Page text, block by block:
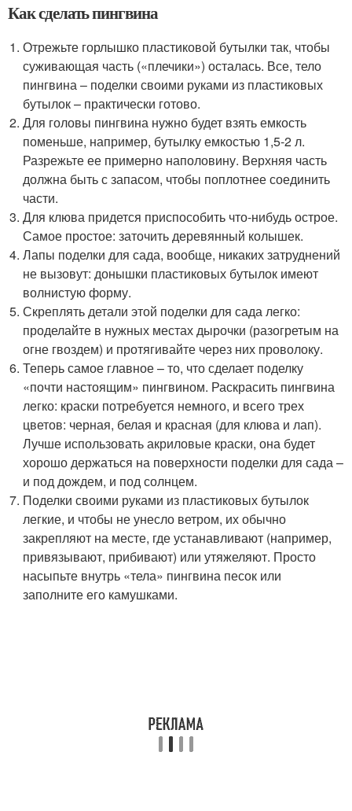
Как сделать пингвина
Отрежьте горлышко пластиковой бутылки так, чтобы
суживающая часть («плечики») осталась. Все, тело
пингвина – поделки своими руками из пластиковых
бутылок – практически готово.
Для головы пингвина нужно будет взять емкость
поменьше, например, бутылку емкостью 1,5-2 л.
Разрежьте ее примерно наполовину. Верхняя часть
должна быть с запасом, чтобы поплотнее соединить
части.
Для клюва придется приспособить что-нибудь острое.
Самое простое: заточить деревянный колышек.
Лапы поделки для сада, вообще, никаких затруднений
не вызовут: донышки пластиковых бутылок имеют
волнистую форму.
Скреплять детали этой поделки для сада легко:
проделайте в нужных местах дырочки (разогретым на
огне гвоздем) и протягивайте через них проволоку.
Теперь самое главное – то, что сделает поделку
«почти настоящим» пингвином. Раскрасить пингвина
легко: краски потребуется немного, и всего трех
цветов: черная, белая и красная (для клюва и лап).
Лучше использовать акриловые краски, она будет
хорошо держаться на поверхности поделки для сада –
и под дождем, и под солнцем.
Поделки своими руками из пластиковых бутылок
легкие, и чтобы не унесло ветром, их обычно
закрепляют на месте, где устанавливают (например,
привязывают, прибивают) или утяжеляют. Просто
насыпьте внутрь «тела» пингвина песок или
заполните его камушками.